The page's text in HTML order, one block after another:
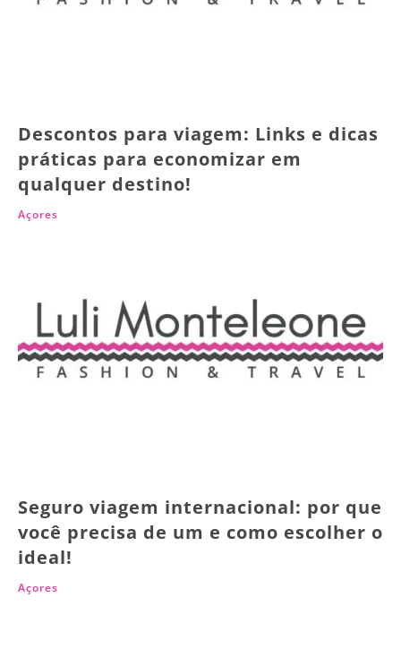
Descontos para viagem: Links e dicas
práticas para economizar em
qualquer destino!
Açores
Seguro viagem internacional: por que
você precisa de um e como escolher o
ideal!
Açores